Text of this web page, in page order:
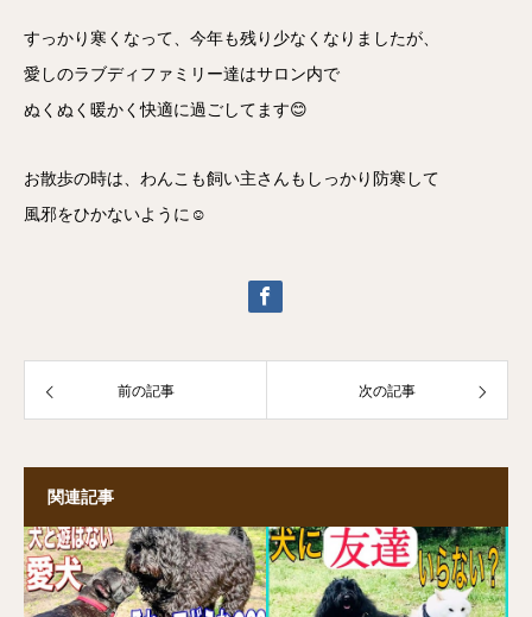
すっかり寒くなって、今年も残り少なくなりましたが、
愛しのラブディファミリー達はサロン内で
ぬくぬく暖かく快適に過ごしてます😊
お散歩の時は、わんこも飼い主さんもしっかり防寒して
風邪をひかないように☺️
前の記事 次の記事
関連記事